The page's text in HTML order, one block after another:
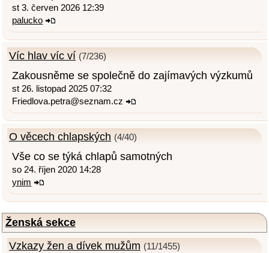
st 3. červen 2026 12:39
palucko
Víc hlav víc ví (7/236)
Zakousněme se společně do zajímavých výzkumů
st 26. listopad 2025 07:32
Friedlova.petra@seznam.cz
O věcech chlapských (4/40)
Vše co se týká chlapů samotných
so 24. říjen 2020 14:28
ynim
Ženská sekce
Vzkazy žen a dívek mužům (11/1455)